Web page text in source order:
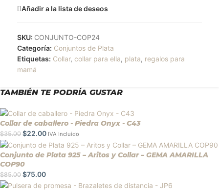
Añadir a la lista de deseos
SKU: CONJUNTO-COP24
Categoría: Conjuntos de Plata
Etiquetas: Collar, collar para ella, plata, regalos para
mamá
TAMBIÉN TE PODRÍA GUSTAR
Collar de caballero - Piedra Onyx - C43
$35.00 $22.00 IVA Incluido
Conjunto de Plata 925 – Aritos y Collar – GEMA AMARILLA
COP90
$85.00 $75.00